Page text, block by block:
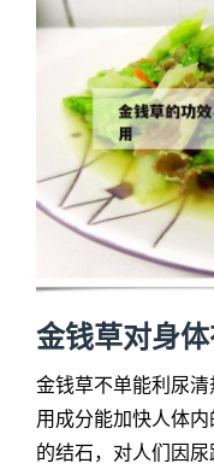
金钱草对身
金钱草不单能利尿
用成分能加快人体
的结石，对人们因